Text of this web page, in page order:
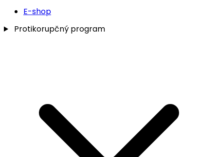
E-shop
Protikorupčný program